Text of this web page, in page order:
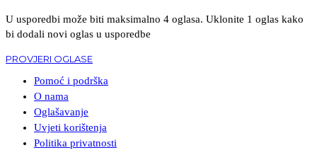
U usporedbi može biti maksimalno 4 oglasa. Uklonite 1 oglas kako
bi dodali novi oglas u usporedbe
PROVJERI OGLASE
Pomoć i podrška
O nama
Oglašavanje
Uvjeti korištenja
Politika privatnosti